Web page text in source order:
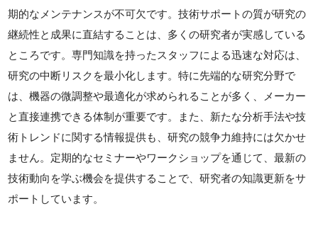
期的なメンテナンスが不可欠です。技術サポートの質が研究の
継続性と成果に直結することは、多くの研究者が実感している
ところです。専門知識を持ったスタッフによる迅速な対応は、
研究の中断リスクを最小化します。特に先端的な研究分野で
は、機器の微調整や最適化が求められることが多く、メーカー
と直接連携できる体制が重要です。また、新たな分析手法や技
術トレンドに関する情報提供も、研究の競争力維持には欠かせ
ません。定期的なセミナーやワークショップを通じて、最新の
技術動向を学ぶ機会を提供することで、研究者の知識更新をサ
ポートしています。